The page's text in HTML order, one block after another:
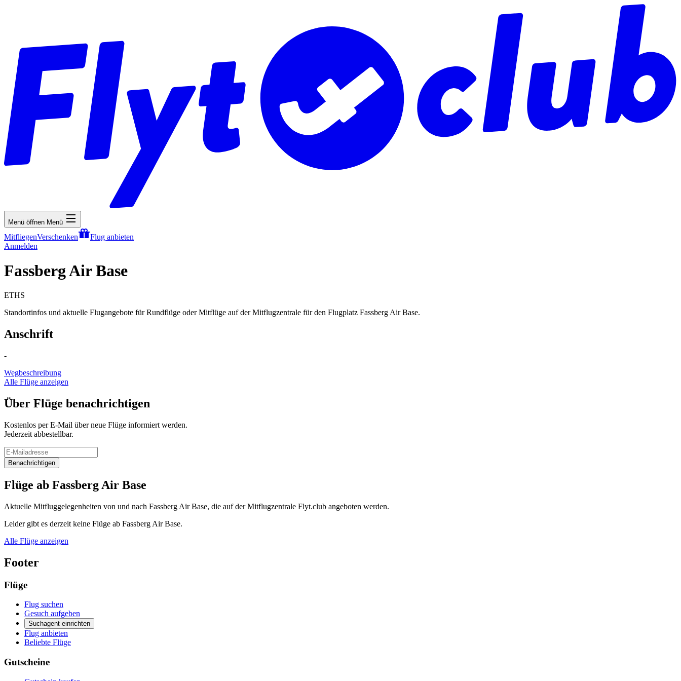
Menü öffnen Menü
MitfliegenVerschenken
Flug anbieten
Anmelden
Fassberg Air Base
ETHS
Standortinfos und aktuelle Flugangebote für Rundflüge oder Mitflüge auf der Mitflugzentrale für den Flugplatz Fassberg Air Base.
Anschrift
-
Wegbeschreibung
Alle Flüge anzeigen
Über Flüge benachrichtigen
Kostenlos per E-Mail über neue Flüge informiert werden.
Jederzeit abbestellbar.
Benachrichtigen
Flüge ab Fassberg Air Base
Aktuelle Mitfluggelegenheiten von und nach Fassberg Air Base, die auf der Mitflugzentrale Flyt.club angeboten werden.
Leider gibt es derzeit keine Flüge ab Fassberg Air Base.
Alle Flüge anzeigen
Footer
Flüge
Flug suchen
Gesuch aufgeben
Suchagent einrichten
Flug anbieten
Beliebte Flüge
Gutscheine